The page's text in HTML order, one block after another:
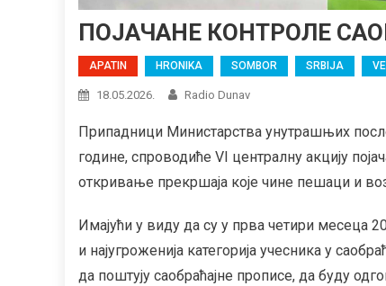
ПОЈАЧАНЕ КОНТРОЛЕ
APATIN HRONIKA SOMBOR SRBIJA
18.05.2026. Radio Dunav
Припадници Министарства унутрашњих
године, спроводиће VI централну акцију
откривање прекршаја које чине пешаци и
Имајући у виду да су у прва четири месеца
и најугроженија категорија учесника у
да поштују саобраћајне прописе, да буду